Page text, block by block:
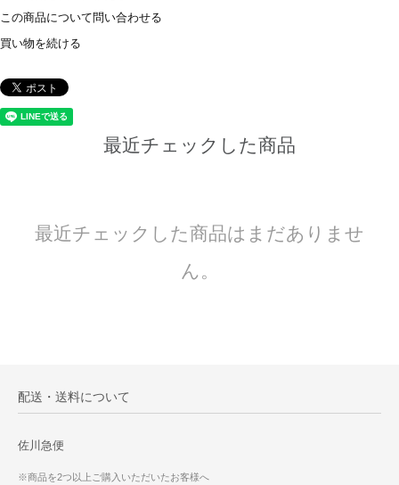
この商品について問い合わせる
買い物を続ける
最近チェックした商品
最近チェックした商品はまだありませ
ん。
配送・送料について
佐川急便
※商品を2つ以上ご購入いただいたお客様へ